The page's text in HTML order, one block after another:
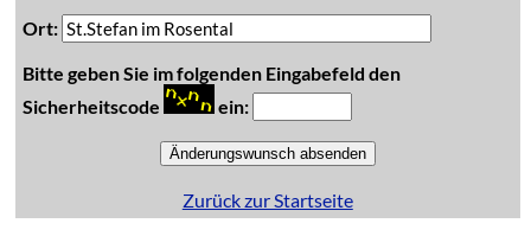
Ort:
Bitte geben Sie im folgenden Eingabefeld den
Sicherheitscode
ein:
Zurück zur Startseite